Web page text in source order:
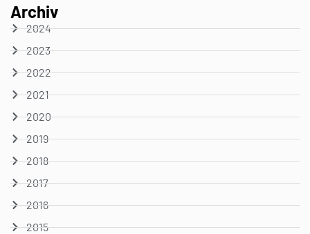
Archiv
2024
2023
2022
2021
2020
2019
2018
2017
2016
2015